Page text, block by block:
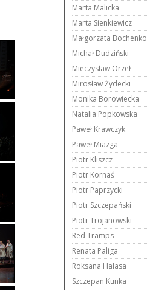
Marta Malicka
Marta Sienkiewicz
Małgorzata Bochenko
Michał Dudziński
Mieczysław Orzeł
Mirosław Żydecki
Monika Borowiecka
Natalia Popkowska
Paweł Krawczyk
Paweł Miazga
Piotr Kliszcz
Piotr Kornaś
Piotr Paprzycki
Piotr Szczepański
Piotr Trojanowski
Red Tramps
Renata Paliga
Roksana Hałasa
Szczepan Kunka